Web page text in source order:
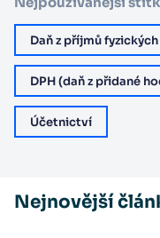
Daň z příjmů
DPH (daň z přidané
Účetnictví
Nejnovější